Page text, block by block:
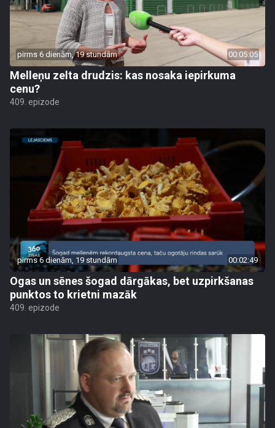
pirms 6 dienām, 19 stundām 00:05:05
Melleņu zelta drudzis: kas nosaka iepirkuma
cenu?
409. epizode
pirms 6 dienām, 19 stundām 00:02:49
Ogas un sēnes šogad dārgākas, bet uzpirkšanas
punktos to krietni mazāk
409. epizode